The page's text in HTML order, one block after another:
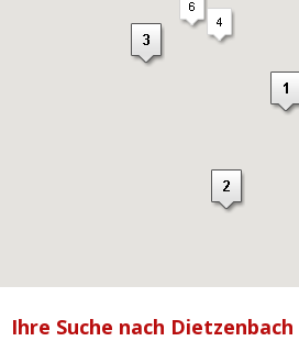
Werkstatt
Ihre Suche nach